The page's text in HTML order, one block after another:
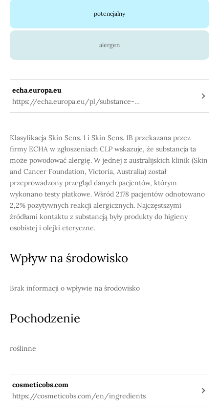
potencjalny
alergen
echa.europa.eu
https://echa.europa.eu/pl/substance-
information/-/substanceinfo/100.081.783
Klasyfikacja Skin Sens. 1 i Skin Sens. 1B przekazana przez
firmy ECHA w zgłoszeniach CLP wskazuje, że substancja ta
może powodować alergię. W jednej z australijskich klinik (Skin
and Cancer Foundation, Victoria, Australia) został
przeprowadzony przegląd danych pacjentów, którym
wykonano testy płatkowe. Wśród 2178 pacjentów odnotowano
2,2% pozytywnych reakcji alergicznych. Najczęstszymi
źródłami kontaktu z substancją były produkty do higieny
osobistej i olejki eteryczne.
Wpływ na środowisko
Brak informacji o wpływie na środowisko
Pochodzenie
roślinne
cosmeticobs.com
https://cosmeticobs.com/en/ingredients